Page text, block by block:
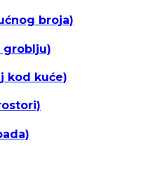
broja)
groblju)
kod kuće)